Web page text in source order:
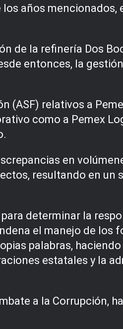
años mencionados,
de la refinería Dos
entonces, la
(ASF) relativos a
como a Pemex
en
resultando en un
determinar la
el manejo de los
palabras,
estatales y la
a la Corrupción,